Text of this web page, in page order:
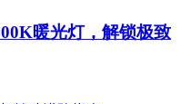
暖光灯，解锁极致